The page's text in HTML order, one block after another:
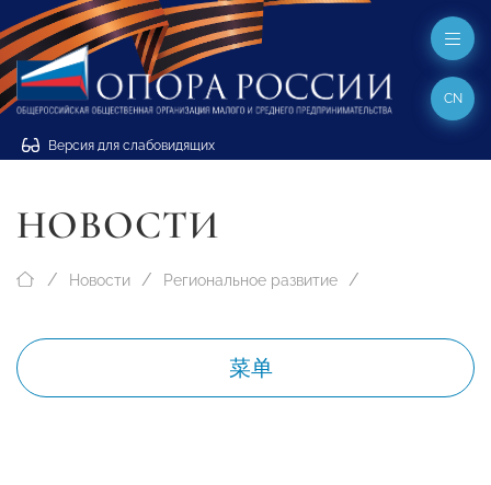
Версия для слабовидящих
CN
НОВОСТИ
Новости Региональное развитие
菜单